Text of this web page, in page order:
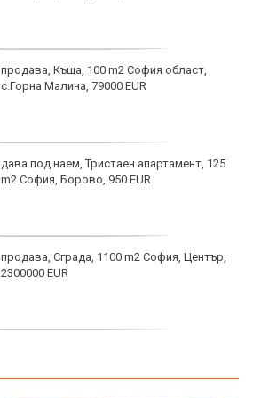
продава, Къща, 100 m2 София област,
с.Горна Малина, 79000 EUR
дава под наем, Тристаен апартамент, 125
m2 София, Борово, 950 EUR
продава, Сграда, 1100 m2 София, Център,
2300000 EUR